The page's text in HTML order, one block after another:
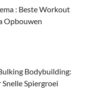
: Beste Workout
Opbouwen
Bodybuilding:
Spiergroei